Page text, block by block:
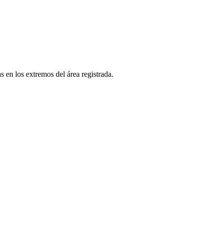
en los extremos del área registrada.